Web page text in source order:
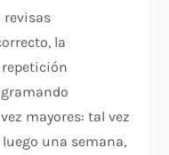
revisas
la
repetición
mayores: tal vez
luego una semana,